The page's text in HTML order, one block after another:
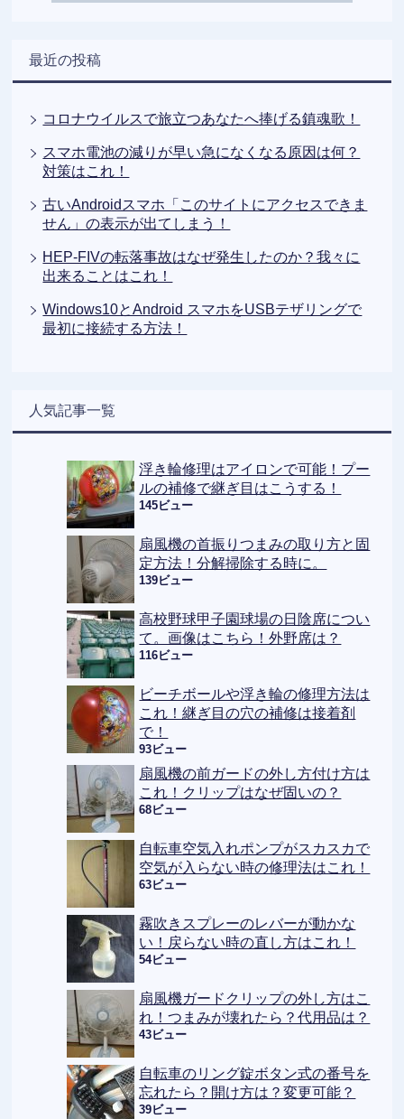
最近の投稿
コロナウイルスで旅立つあなたへ捧げる鎮魂歌！
スマホ電池の減りが早い急になくなる原因は何？
対策はこれ！
古いAndroidスマホ「このサイトにアクセスできま
せん」の表示が出てしまう！
HEP-FIVの転落事故はなぜ発生したのか？我々に
出来ることはこれ！
Windows10とAndroid スマホをUSBテザリングで
最初に接続する方法！
人気記事一覧
浮き輪修理はアイロンで可能！プー
ルの補修で継ぎ目はこうする！
145ビュー
扇風機の首振りつまみの取り方と固
定方法！分解掃除する時に。
139ビュー
高校野球甲子園球場の日陰席につい
て。画像はこちら！外野席は？
116ビュー
ビーチボールや浮き輪の修理方法は
これ！継ぎ目の穴の補修は接着剤
で！
93ビュー
扇風機の前ガードの外し方付け方は
これ！クリップはなぜ固いの？
68ビュー
自転車空気入れポンプがスカスカで
空気が入らない時の修理法はこれ！
63ビュー
霧吹きスプレーのレバーが動かな
い！戻らない時の直し方はこれ！
54ビュー
扇風機ガードクリップの外し方はこ
れ！つまみが壊れたら？代用品は？
43ビュー
自転車のリング錠ボタン式の番号を
忘れたら？開け方は？変更可能？
39ビュー